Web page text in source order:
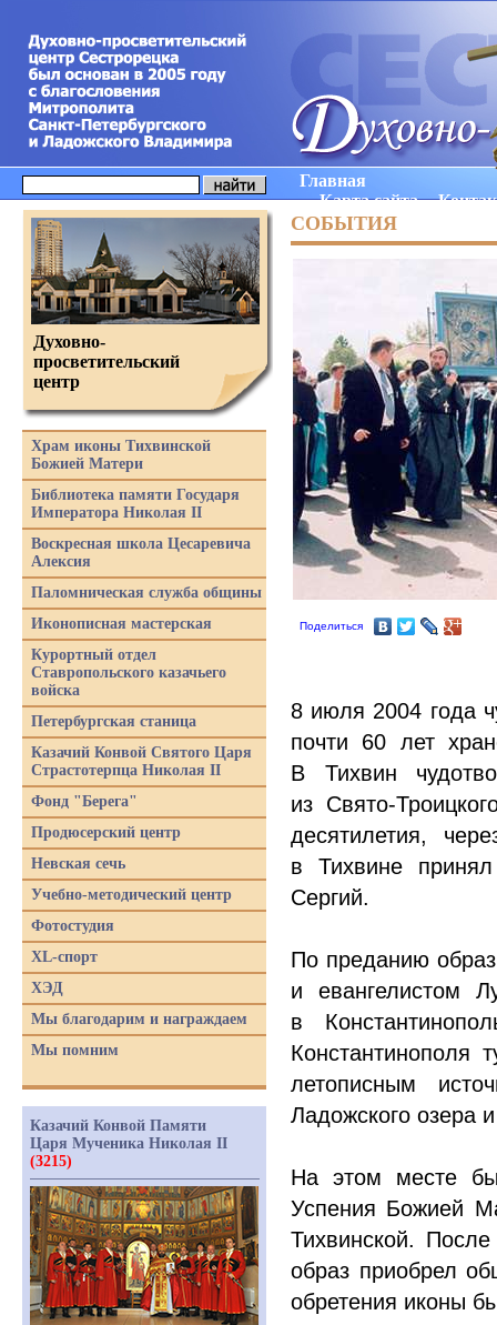
Главная
Карта сайта
СОБЫТИЯ
Поделиться
8 июля 2004 года
почти 60 лет
В Тихвин
из Свято-
десятилетия,
в Тихвине принял
Сергий.
По преданию
и евангелистом
в
Константинополя
летописным
Ладожского озера
На этом месте
Успения Божией
Тихвинской.
образ приобрел
обретения иконы
Духовно-
просветительский
центр
Храм иконы Тихвинской
Божией Матери
Библиотека памяти Государя
Императора Николая II
Воскресная школа Цесаревича
Алексия
Паломническая служба общины
Иконописная мастерская
Курортный отдел
Ставропольского казачьего
войска
Петербургская станица
Казачий Конвой Святого Царя
Страстотерпца Николая II
Фонд "Берега"
Продюсерский центр
Невская сечь
Учебно-методический центр
Фотостудия
XL-спорт
ХЭД
Мы благодарим и награждаем
Мы помним
Казачий Конвой Памяти
Царя Мученика Николая II
(3215)